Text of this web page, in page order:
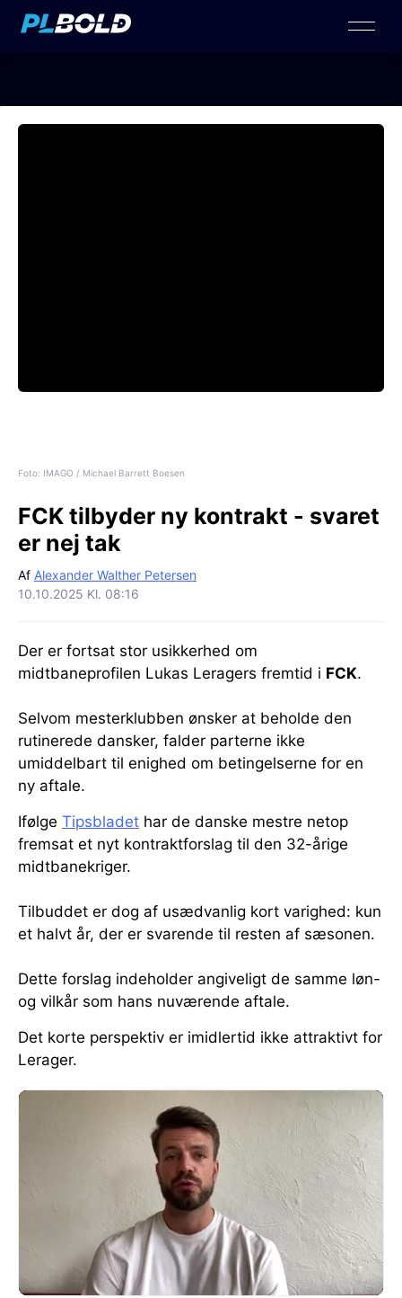
Foto: IMAGO / Michael Barrett Boesen
FCK tilbyder ny kontrakt - svaret
er nej tak
Af Alexander Walther Petersen
10.10.2025 Kl. 08:16
Der er fortsat stor usikkerhed om
midtbaneprofilen Lukas Leragers fremtid i FCK.
Selvom mesterklubben ønsker at beholde den
rutinerede dansker, falder parterne ikke
umiddelbart til enighed om betingelserne for en
ny aftale.
Ifølge Tipsbladet har de danske mestre netop
fremsat et nyt kontraktforslag til den 32-årige
midtbanekriger.
Tilbuddet er dog af usædvanlig kort varighed: kun
et halvt år, der er svarende til resten af sæsonen.
Dette forslag indeholder angiveligt de samme løn-
og vilkår som hans nuværende aftale.
Det korte perspektiv er imidlertid ikke attraktivt for
Lerager.